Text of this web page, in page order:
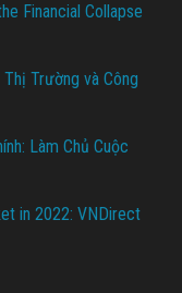
Financial Collapse
Trường và Công
Làm Chủ Cuộc
in 2022: VNDirect